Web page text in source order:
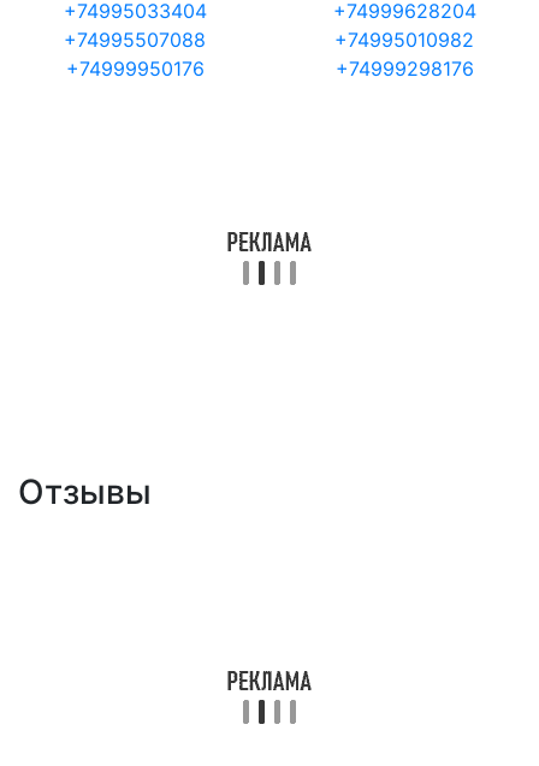
+74995033404
+74999628204
+74995507088
+74995010982
+74999950176
+74999298176
Отзывы